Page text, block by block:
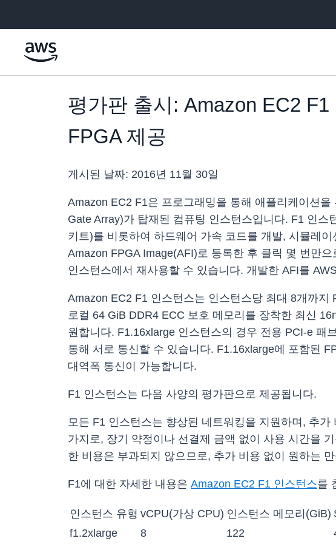
평가판 출시: Amazon EC2
FPGA 제공
게시된 날짜: 2016년 11월 30일
Amazon EC2 F1은 프로그래밍을 통해 애플리케이션
Gate Array)가 탑재된 컴퓨팅 인스턴스입니다. F1 인
키트)를 비롯하여 하드웨어 가속 코드를 개발, 시뮬레
Amazon FPGA Image(AFI)로 등록한 후 클릭 몇 번만
인스턴스에서 재사용할 수 있습니다. 개발한 AFI를
Amazon EC2 F1 인스턴스는 인스턴스당 최대 8개까
로컬 64 GiB DDR4 ECC 보호 메모리를 장착한 최신
원합니다. F1.16xlarge 인스턴스의 경우 전용 PCI-e 패
통해 서로 통신할 수 있습니다. F1.16xlarge에 포함된
대역폭 통신이 가능합니다.
F1 인스턴스는 다음 사양의 평가판으로 제공됩니다.
모든 F1 인스턴스는 향상된 네트워킹을 지원하며, 추
가지로, 장기 약정이나 선결제 금액 없이 사용 시간을
한 비용은 부과되지 않으므로, 추가 비용 없이 원하는
F1에 대한 자세한 내용은 Amazon EC2 F1 인스턴스를
인스턴스 유형 vCPU(가상 CPU) 인스턴스 메모리(GiB)
f1.2xlarge
8 122